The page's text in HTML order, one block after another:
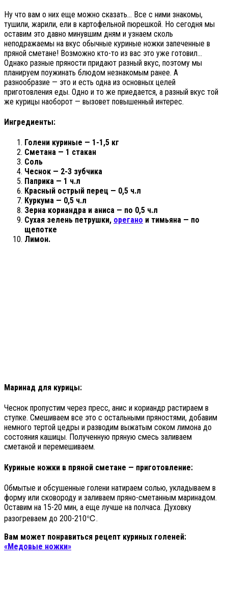
Ну что вам о них еще можно сказать… Все с ними знакомы,
тушили, жарили, ели в картофельной пюрешкой. Но сегодня мы
оставим это давно минувшим дням и узнаем сколь
неподражаемы на вкус обычные куриные ножки запеченные в
пряной сметане! Возможно кто-то из вас это уже готовил…
Однако разные пряности придают разный вкус, поэтому мы
планируем поужинать блюдом незнакомым ранее. А
разнообразие — это и есть одна из основных целей
приготовления еды. Одно и то же приедается, а разный вкус той
же курицы наоборот — вызовет повышенный интерес.
Ингредиенты:
Голени куриные — 1-1,5 кг
Сметана — 1 стакан
Соль
Чеснок — 2-3 зубчика
Паприка — 1 ч.л
Красный острый перец — 0,5 ч.л
Куркума — 0,5 ч.л
Зерна кориандра и аниса — по 0,5 ч.л
Сухая зелень петрушки, орегано и тимьяна — по
щепотке
Лимон.
Маринад для курицы:
Чеснок пропустим через пресс, анис и кориандр растираем в
ступке. Смешиваем все это с остальными пряностями, добавим
немного тертой цедры и разводим выжатым соком лимона до
состояния кашицы. Полученную пряную смесь заливаем
сметаной и перемешиваем.
Куриные ножки в пряной сметане — приготовление:
Обмытые и обсушенные голени натираем солью, укладываем в
форму или сковороду и заливаем пряно-сметанным маринадом.
Оставим на 15-20 мин, а еще лучше на полчаса. Духовку
разогреваем до 200-210℃.
Вам может понравиться рецепт куриных голеней:
«Медовые ножки»